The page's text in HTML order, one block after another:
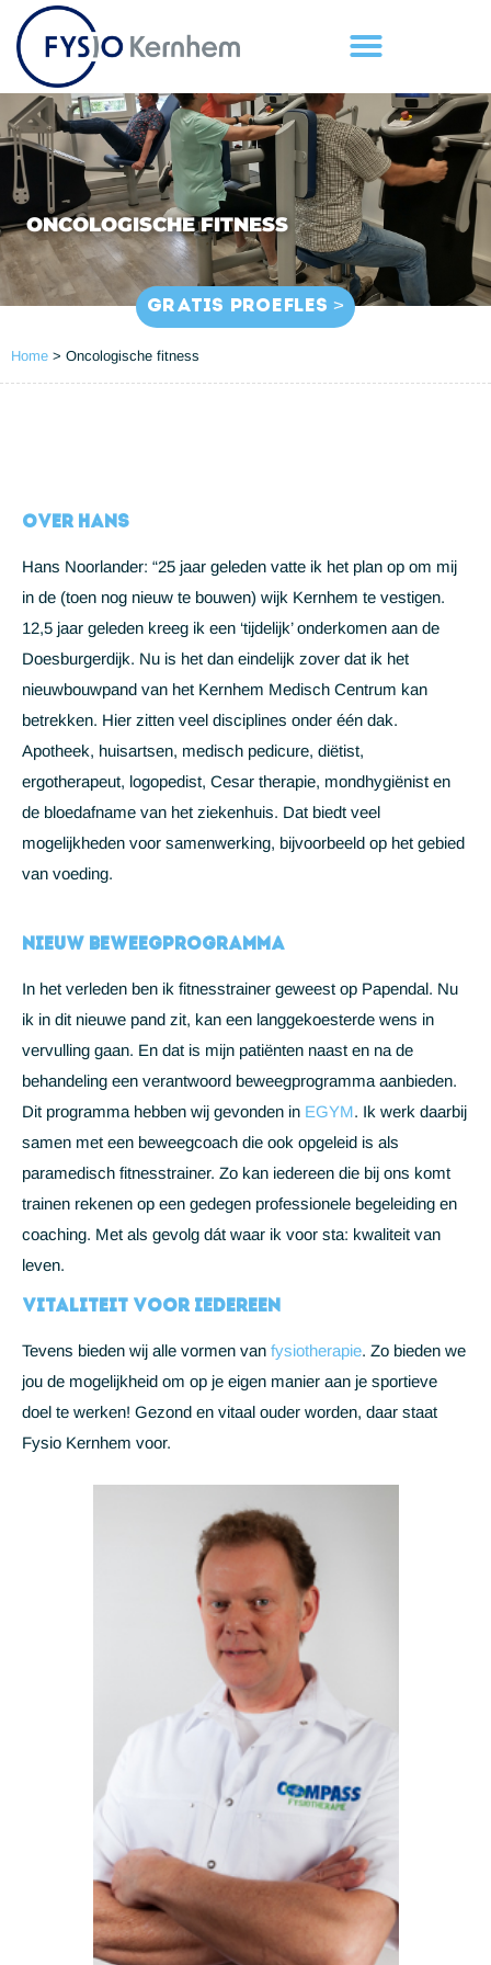
ONCOLOGISCHE FITNESS
GRATIS PROEFLES >
Home > Oncologische fitness
Over Hans
Hans Noorlander: “25 jaar geleden vatte ik het plan op om mij
in de (toen nog nieuw te bouwen) wijk Kernhem te vestigen.
12,5 jaar geleden kreeg ik een ‘tijdelijk’ onderkomen aan de
Doesburgerdijk. Nu is het dan eindelijk zover dat ik het
nieuwbouwpand van het Kernhem Medisch Centrum kan
betrekken. Hier zitten veel disciplines onder één dak.
Apotheek, huisartsen, medisch pedicure, diëtist,
ergotherapeut, logopedist, Cesar therapie, mondhygiënist en
de bloedafname van het ziekenhuis. Dat biedt veel
mogelijkheden voor samenwerking, bijvoorbeeld op het gebied
van voeding.
Nieuw beweegprogramma
In het verleden ben ik fitnesstrainer geweest op Papendal. Nu
ik in dit nieuwe pand zit, kan een langgekoesterde wens in
vervulling gaan. En dat is mijn patiënten naast en na de
behandeling een verantwoord beweegprogramma aanbieden.
Dit programma hebben wij gevonden in EGYM. Ik werk daarbij
samen met een beweegcoach die ook opgeleid is als
paramedisch fitnesstrainer. Zo kan iedereen die bij ons komt
trainen rekenen op een gedegen professionele begeleiding en
coaching. Met als gevolg dát waar ik voor sta: kwaliteit van
leven.
Vitaliteit voor iedereen
Tevens bieden wij alle vormen van fysiotherapie. Zo bieden we
jou de mogelijkheid om op je eigen manier aan je sportieve
doel te werken! Gezond en vitaal ouder worden, daar staat
Fysio Kernhem voor.